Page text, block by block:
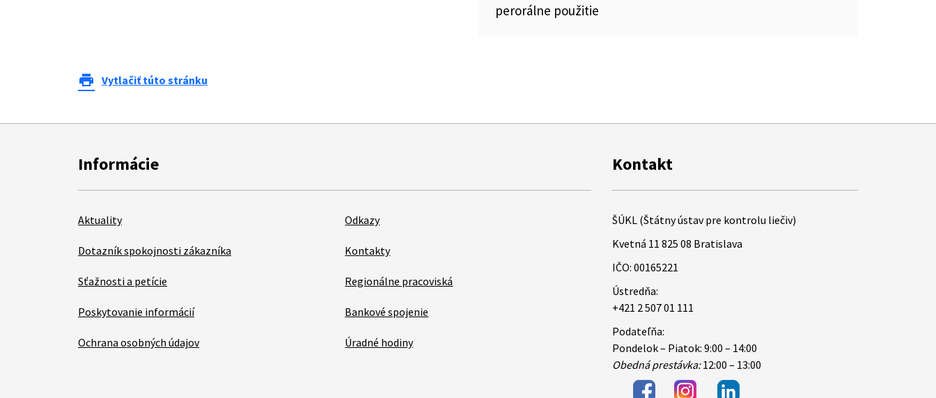
perorálne použitie
print Vytlačiť túto stránku
Informácie
Aktuality
Dotazník spokojnosti zákazníka
Sťažnosti a petície
Poskytovanie informácií
Ochrana osobných údajov
Odkazy
Kontakty
Regionálne pracoviská
Bankové spojenie
Úradné hodiny
Kontakt
ŠÚKL (Štátny ústav pre kontrolu liečiv)
Kvetná 11 825 08 Bratislava
IČO: 00165221
Ústredňa:
+421 2 507 01 111
Podateľňa:
Pondelok – Piatok: 9:00 – 14:00
Obedná prestávka:12:00 – 13:00